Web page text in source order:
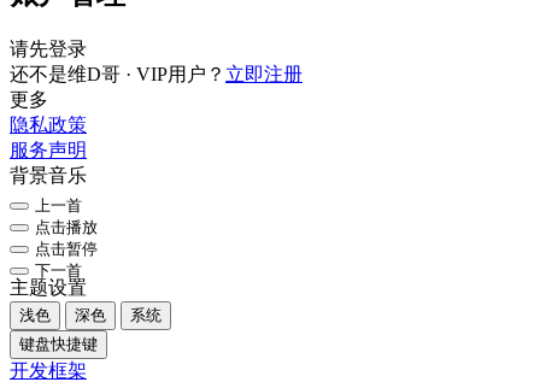
请先登录
还不是维D哥 · VIP用户？ 立即注册
更多
隐私政策
服务声明
背景音乐
上一首
点击播放
点击暂停
下一首
主题设置
浅色 深色
系统
键盘快捷键
开发框架